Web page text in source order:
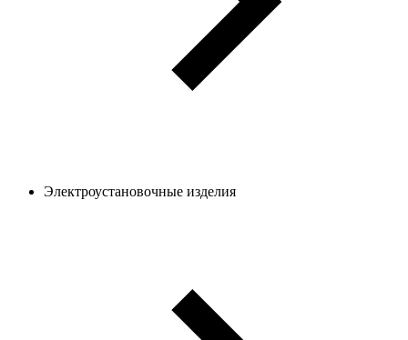
Электроустановочные изделия